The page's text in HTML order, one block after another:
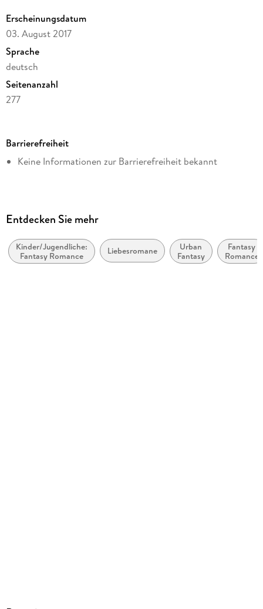
Erscheinungsdatum
03. August 2017
Sprache
deutsch
Seitenanzahl
277
Altersempfehlung
von 14 bis 99 Jahren
Autor/Autorin
Verlag/Hersteller
Impress
Barrierefreiheit
Keine Informationen zur Barrierefreiheit bekannt
Entdecken Sie mehr
Kinder/Jugendliche:
Fantasy Romance
Liebesromane
Urban
Fantasy
Fantasy
Romance